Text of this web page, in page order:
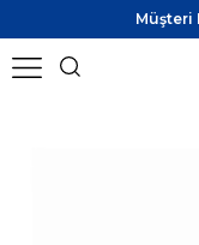
Müşteri